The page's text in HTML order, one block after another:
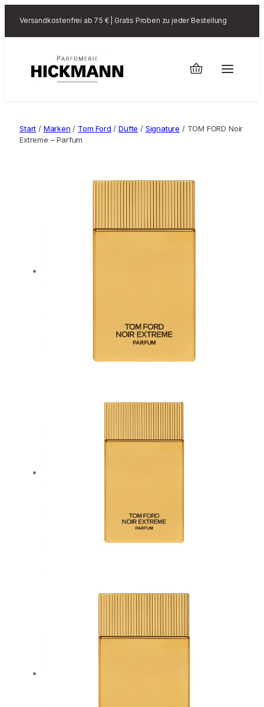
Versandkostenfrei ab 75 € | Gratis Proben zu jeder Bestellung
Start / Marken / Tom Ford /Düfte / Signature / TOM FORD Noir
Extreme – Parfum